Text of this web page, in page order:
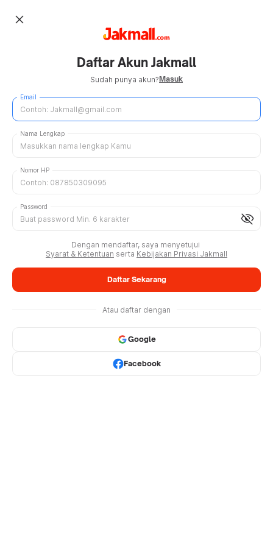
close
Daftar Akun Jakmall
Sudah punya akun?Masuk
Email
Nama Lengkap
Nomor HP
visibility_off
Password
Dengan mendaftar, saya menyetujui
Syarat & Ketentuan serta Kebijakan Privasi Jakmall
Daftar Sekarang
Atau daftar dengan
Google
Facebook